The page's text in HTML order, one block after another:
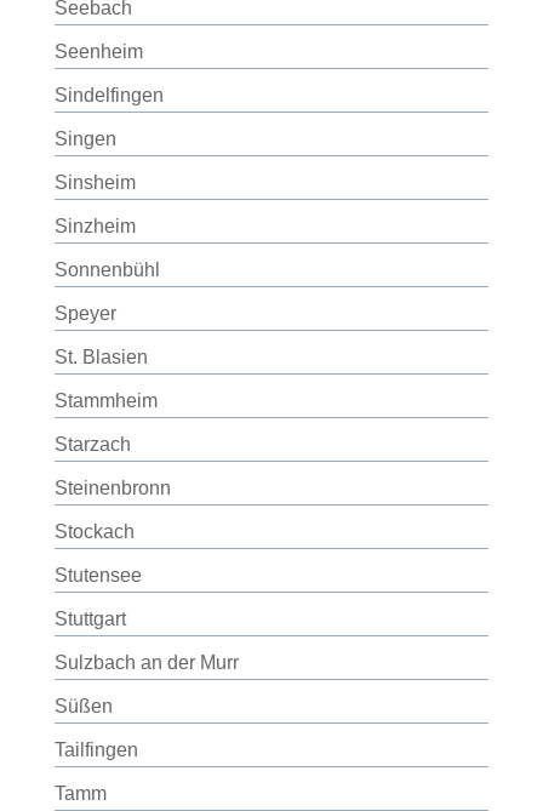
Seebach
Seenheim
Sindelfingen
Singen
Sinsheim
Sinzheim
Sonnenbühl
Speyer
St. Blasien
Stammheim
Starzach
Steinenbronn
Stockach
Stutensee
Stuttgart
Sulzbach an der Murr
Süßen
Tailfingen
Tamm